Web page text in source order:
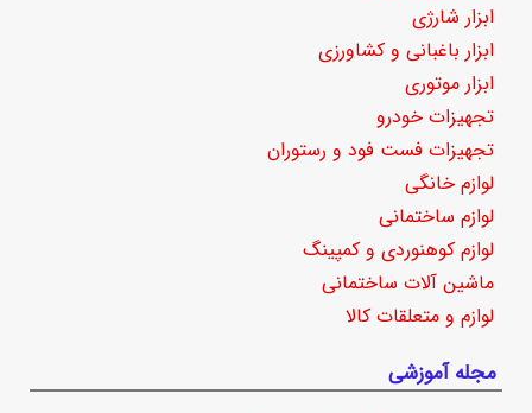
ابزار شارژی
ابزار باغبانی و کشاورزی
ابزار موتوری
تجهیزات خودرو
تجهیزات فست فود و رستوران
لوازم خانگی
لوازم ساختمانی
لوازم کوهنوردی و کمپینگ
ماشین آلات ساختمانی
لوازم و متعلقات کالا
مجله آموزشی